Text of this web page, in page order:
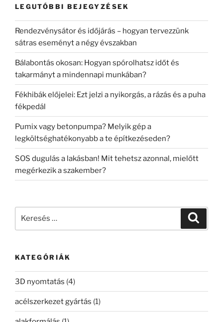
LEGUTÓBBI BEJEGYZÉSEK
Rendezvénysátor és időjárás – hogyan tervezzünk
sátras eseményt a négy évszakban
Bálabontás okosan: Hogyan spórolhatsz időt és
takarmányt a mindennapi munkában?
Fékhibák előjelei: Ezt jelzi a nyikorgás, a rázás és a puha
fékpedál
Pumix vagy betonpumpa? Melyik gép a
legköltséghatékonyabb a te építkezéseden?
SOS dugulás a lakásban! Mit tehetsz azonnal, mielőtt
megérkezik a szakember?
KATEGÓRIÁK
3D nyomtatás (4)
acélszerkezet gyártás (1)